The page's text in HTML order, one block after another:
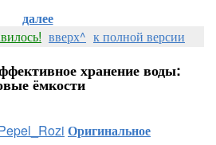
далее
вверх^ к полной версии
хранение воды:
ёмкости
Оригинальное